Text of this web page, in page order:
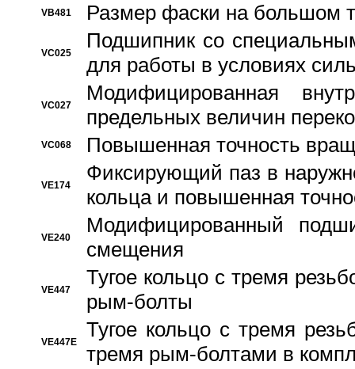
VB481 Размер фаски на большом
VC025
Подшипник со
для работы в условиях
VC027
Модифицированная
предельных величин
VC068 Повышенная точность
VE174
Фиксирующий паз в
кольца и повышенная
VE240
Модифицированный
смещения
VE447
Тугое кольцо с тремя
рым-болты
VE447E
Тугое кольцо с тремя
тремя рым-болтами в